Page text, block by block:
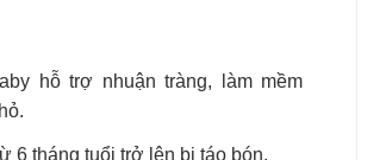
hỗ trợ nhuận tràng, làm mềm
6 tháng tuổi trở lên bị táo bón.